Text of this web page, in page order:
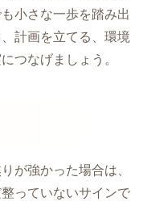
小さな一歩を踏み出
計画を立てる、環境
つなげましょう。
が強かった場合は、
っていないサインで